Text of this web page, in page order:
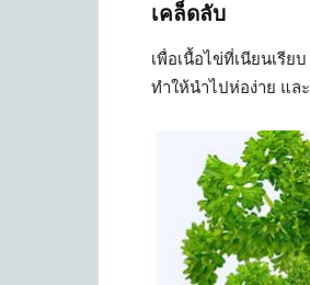
เคล็ดลับ
เพื่อเนื้อไข่ที่เนียนเรี
ทำให้นำไปห่อง่าย แล